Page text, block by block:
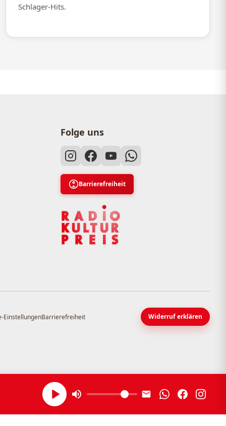
Schlager-Hits.
Folge uns
Barrierefreiheit
EinstellungenBarrierefreiheit Widerruf erklären